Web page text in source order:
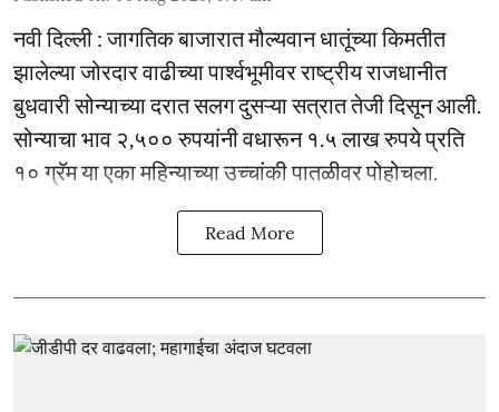
नवी दिल्ली : जागतिक बाजारात मौल्यवान धातूंच्या किमतीत
झालेल्या जोरदार वाढीच्या पार्श्वभूमीवर राष्ट्रीय राजधानीत
बुधवारी सोन्याच्या दरात सलग दुसऱ्या सत्रात तेजी दिसून आली.
सोन्याचा भाव २,५०० रुपयांनी वधारून १.५ लाख रुपये प्रति
१० ग्रॅम या एका महिन्याच्या उच्चांकी पातळीवर पोहोचला.
Read More